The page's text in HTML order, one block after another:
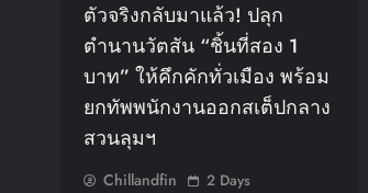
ตัวจริงกลับมาแล้ว! ปลุก
ตำนานวัตสัน “ชิ้นที่สอง 1
บาท” ให้คึกคักทั่วเมือง พร้อม
ยกทัพพนักงานออกสเต็ปกลาง
สวนลุมฯ
Chillandfin
2 Days